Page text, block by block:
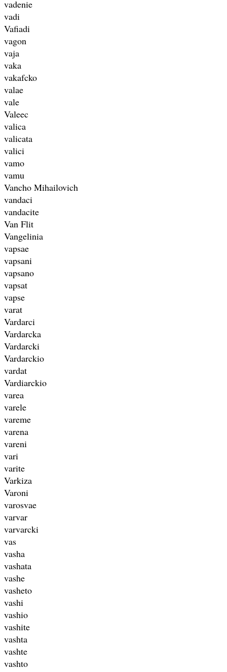
vadenie
vadi
Vafiadi
vagon
vaja
vaka
vakafcko
valae
vale
Valeec
valica
valicata
valici
vamo
vamu
Vancho Mihailovich
vandaci
vandacite
Van Flit
Vangelinia
vapsae
vapsani
vapsano
vapsat
vapse
varat
Vardarci
Vardarcka
Vardarcki
Vardarckio
vardat
Vardiarckio
varea
varele
vareme
varena
vareni
vari
varite
Varkiza
Varoni
varosvae
varvar
varvarcki
vas
vasha
vashata
vashe
vasheto
vashi
vashio
vashite
vashta
vashte
vashto